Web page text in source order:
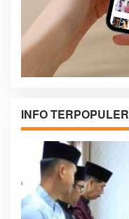
INFO TERPOPULER